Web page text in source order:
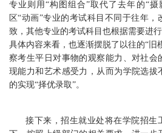
专业则用“构图组合”取代了去年的“
区“动画”专业的考试科目不同于往年
致，其他专业的考试科目也根据需要进
具体内容来看，也逐渐摆脱了以往的“旧
察考生平日对事物的观察能力、对社会
现能力和艺术感受力，从而为学院选拔
的实现“择优录取”。
接下来，招生就业处将在学院招生